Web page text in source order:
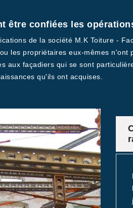
être confiées les
de la société M.K Toiture -
les propriétaires eux-mêmes
aux façadiers qui se sont
qu'ils ont acquises.